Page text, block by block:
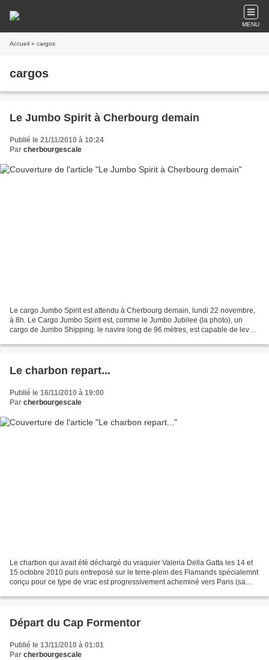
MENU
Accueil » cargos
cargos
Le Jumbo Spirit à Cherbourg demain
Publié le 21/11/2010 à 10:24
Par cherbourgescale
Le cargo Jumbo Spirit est attendu à Cherbourg demain, lundi 22 novembre,
à 8h. Le Cargo Jumbo Spirit est, comme le Jumbo Jubilee (la photo), un
cargo de Jumbo Shipping. le navire long de 96 mètres, est capable de lever
Le charbon repart...
Publié le 16/11/2010 à 19:00
Par cherbourgescale
Le charbon qui avait été déchargé du vraquier Valeria Della Gatta les 14 et
15 octobre 2010 puis entreposé sur le terre-plein des Flamands spécialemnt
conçu pour ce type de vrac est progressivement acheminé vers Paris (sa
Départ du Cap Formentor
Publié le 13/11/2010 à 01:01
Par cherbourgescale